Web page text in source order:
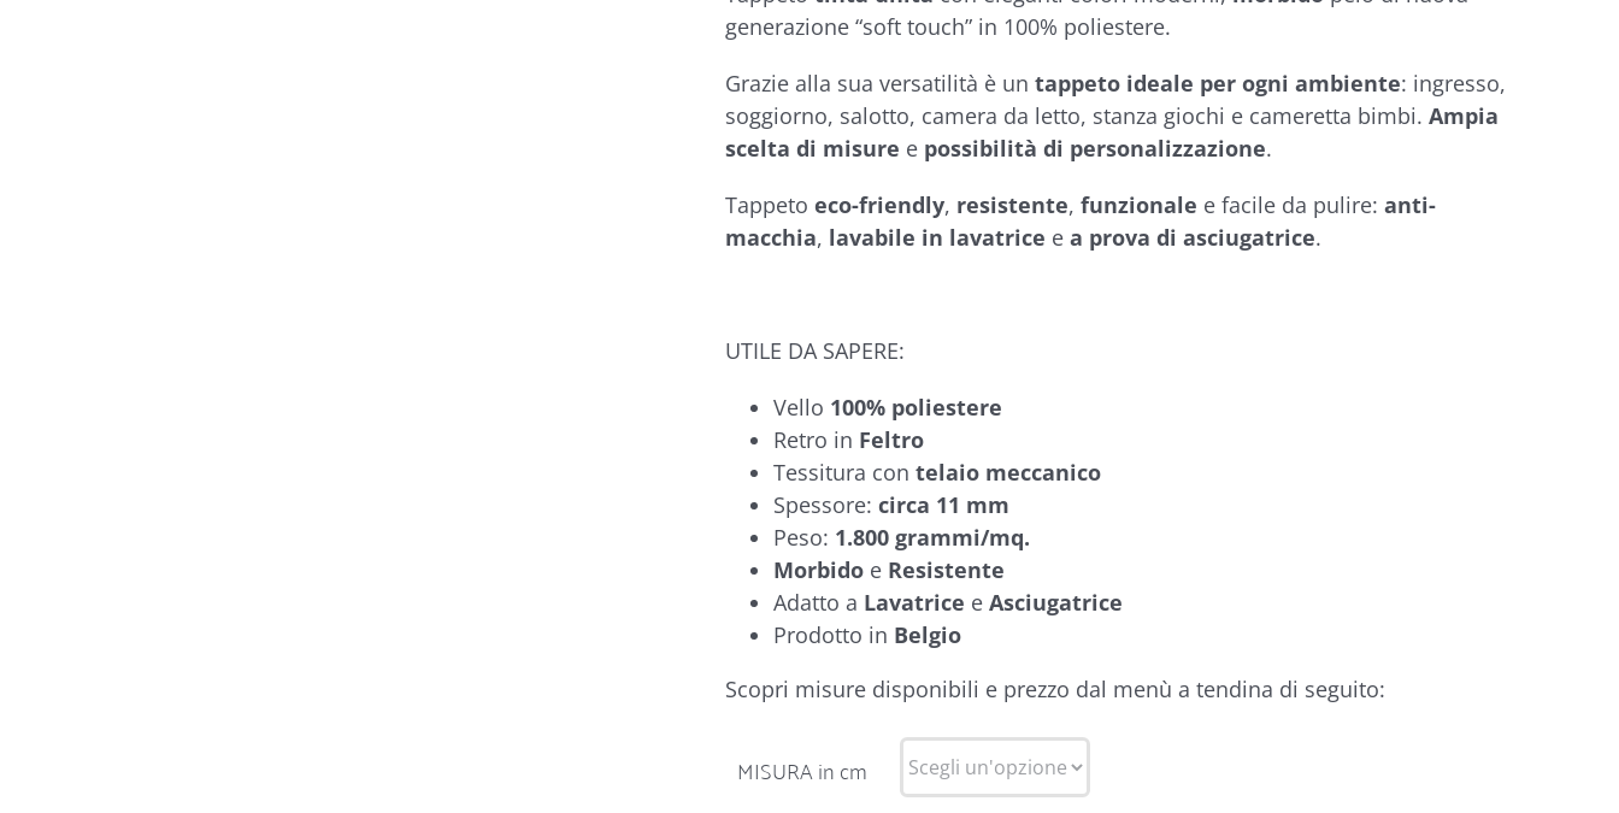
generazione “soft touch” in 100% poliestere.
Grazie alla sua versatilità è un tappeto ideale per ogni ambiente: ingresso,
soggiorno, salotto, camera da letto, stanza giochi e cameretta bimbi. Ampia
scelta di misure e possibilità di personalizzazione.
Tappeto eco-friendly, resistente, funzionale e facile da pulire: anti-
macchia, lavabile in lavatrice e a prova di asciugatrice.
UTILE DA SAPERE:
Vello 100% poliestere
Retro in Feltro
Tessitura con telaio meccanico
Spessore: circa 11 mm
Peso: 1.800 grammi/mq.
Morbido e Resistente
Adatto a Lavatrice e Asciugatrice
Prodotto in Belgio
Scopri misure disponibili e prezzo dal menù a tendina di seguito:
MISURA in cm